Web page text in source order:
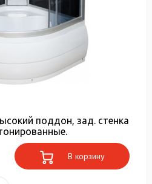
поддон, зад. стенка
В корзину